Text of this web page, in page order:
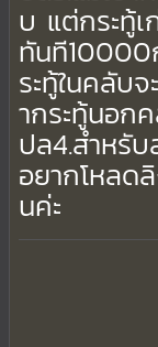
บ แต่กระทู้
ทันที10000
ระทู้ในคลับ
ากระทู้นอก
ปล4.สำหรั
อยากโหลด
นค่ะ